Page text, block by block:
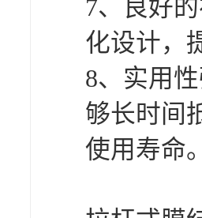
3、易于
能够长时
本。
4、透光
性，可以